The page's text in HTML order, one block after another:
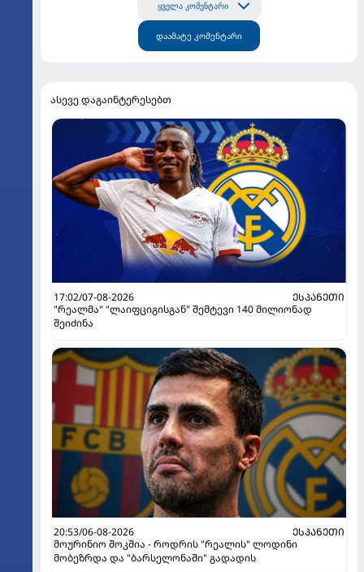
ყველა კომენტარი
დაამატე კომენტარი
ასევე დაგაინტერესებთ
17:02/07-08-2026
ᲔᲡᲞᲐᲜᲔᲗᲘ
"რეალმა" "ლაიფციგისგან" შემტევი 140 მილიონად
შეიძინა
20:53/06-08-2026
ᲔᲡᲞᲐᲜᲔᲗᲘ
მოურინიო შოკშია - როდრის "რეალის" ლოდინი
მობეზრდა და "ბარსელონაში" გადადის